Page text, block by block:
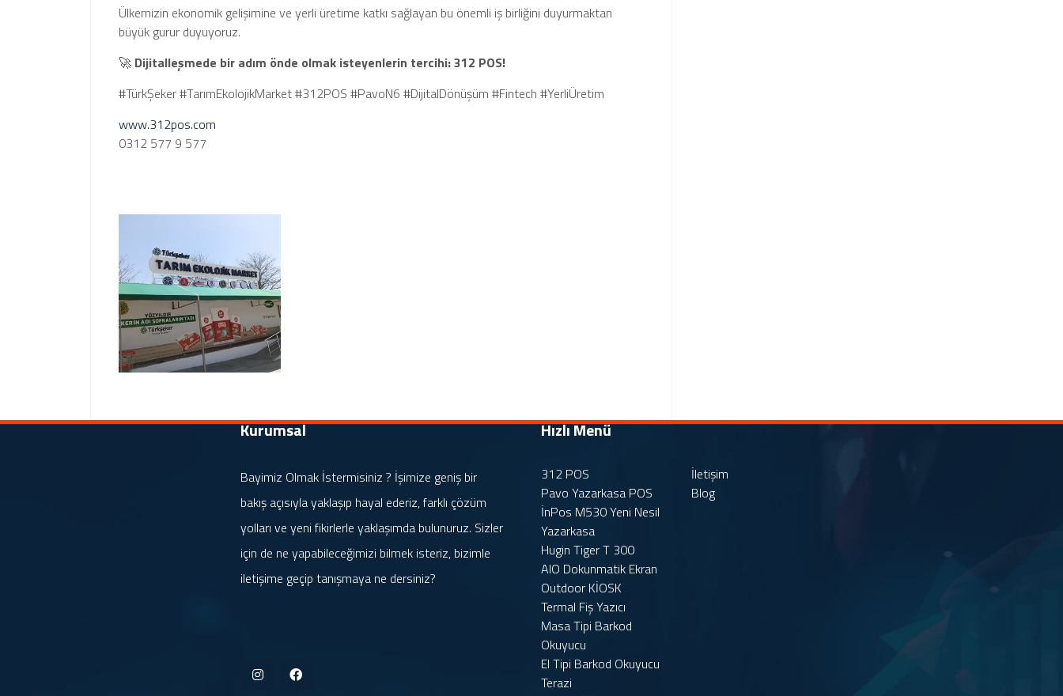
Ülkemizin ekonomik gelişimine ve yerli üretime katkı sağlayan bu önemli iş birliğini duyurmaktan
büyük gurur duyuyoruz.
🚀 Dijitalleşmede bir adım önde olmak isteyenlerin tercihi: 312 POS!
#TürkŞeker #TarımEkolojikMarket #312POS #PavoN6 #DijitalDönüşüm #Fintech #YerliÜretim
www.312pos.com
0312 577 9 577
Kurumsal
Bayimiz Olmak İstermisiniz ? İşimize geniş bir
bakış açısıyla yaklaşıp hayal ederiz, farklı çözüm
yolları ve yeni fikirlerle yaklaşımda bulunuruz. Sizler
için de ne yapabileceğimizi bilmek isteriz, bizimle
iletişime geçip tanışmaya ne dersiniz?
Hızlı Menü
312 POS
Pavo Yazarkasa POS
İnPos M530 Yeni Nesil
Yazarkasa
Hugin Tiger T 300
AIO Dokunmatik Ekran
Outdoor KİOSK
Termal Fiş Yazıcı
Masa Tipi Barkod
Okuyucu
El Tipi Barkod Okuyucu
Terazi
İletişim
Blog